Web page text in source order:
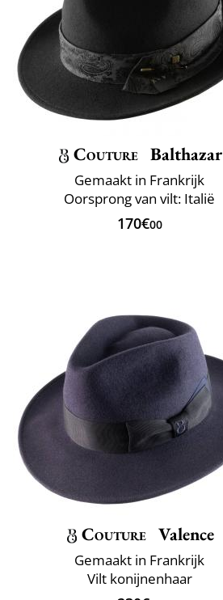
Couture Balthazar
Gemaakt in Frankrijk
Oorsprong van vilt: Italië
170€00
Couture Valence
Gemaakt in Frankrijk
Vilt konijnenhaar